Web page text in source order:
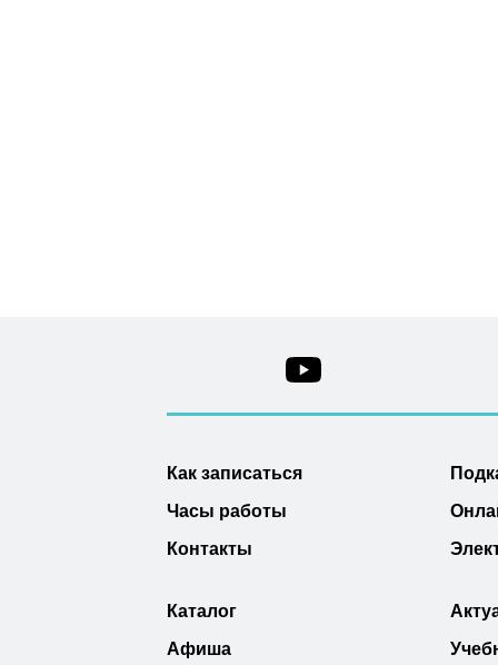
Как записаться
Часы работы
Контакты
Каталог
Афиша